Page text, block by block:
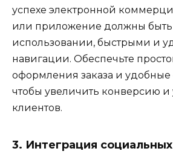
успехе электронной
или приложение должны
использовании, быстрыми и
навигации. Обеспечьте
оформления заказа и удобные
чтобы увеличить конверсию
клиентов.
3. Интеграция